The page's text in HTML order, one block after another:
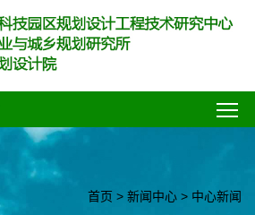
首页 > 新闻中心 > 中心新闻